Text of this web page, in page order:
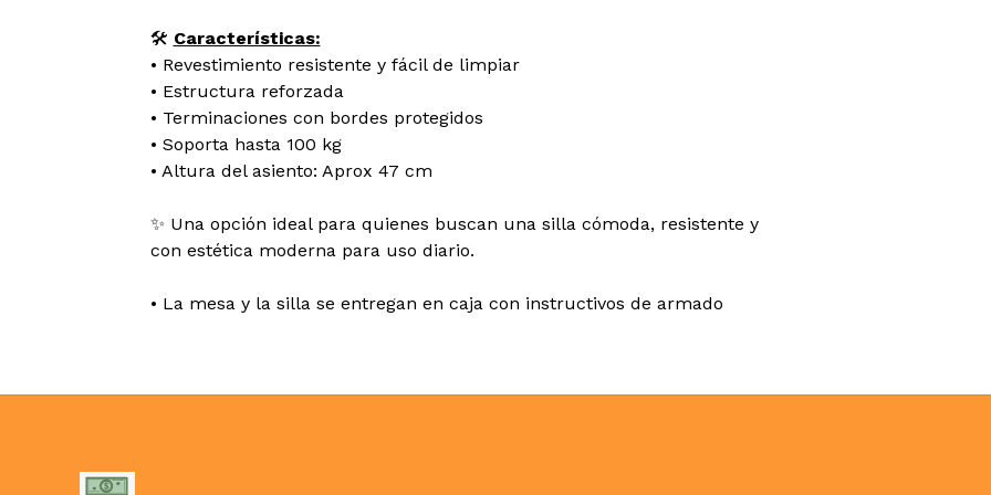
🛠️ Características:
• Revestimiento resistente y fácil de limpiar
• Estructura reforzada
• Terminaciones con bordes protegidos
• Soporta hasta 100 kg
• Altura del asiento: Aprox 47 cm
✨ Una opción ideal para quienes buscan una silla cómoda, resistente y
con estética moderna para uso diario.
• La mesa y la silla se entregan en caja con instructivos de armado